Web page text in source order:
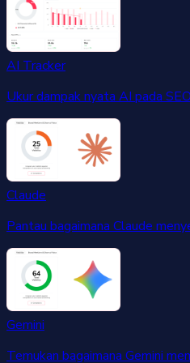
AI Tracker
Ukur dampak nyata AI pada
Claude
Pantau bagaimana Claude
Gemini
Temukan bagaimana Gemini